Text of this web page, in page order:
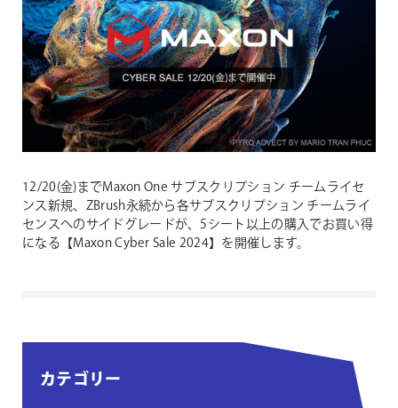
12/20(金)までMaxon One サブスクリプション チームライセ
ンス新規、ZBrush永続から各サブスクリプション チームライ
センスへのサイドグレードが、5シート以上の購入でお買い得
になる【Maxon Cyber Sale 2024】を開催します。
カテゴリー